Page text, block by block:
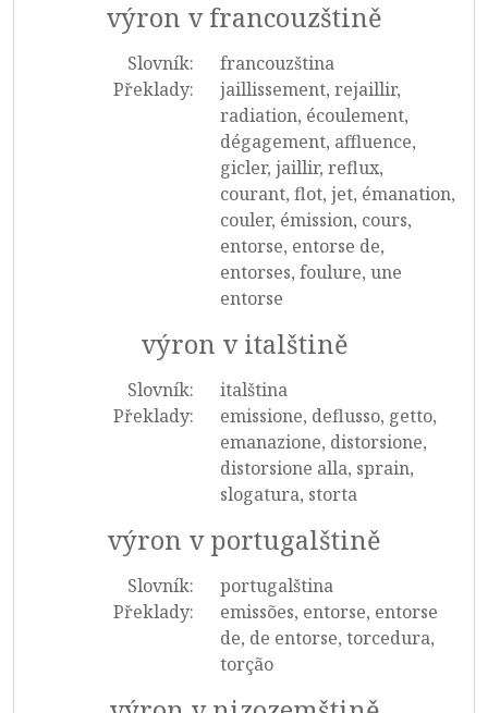
výron v francouzštině
Slovník:
francouzština
Překlady:
jaillissement, rejaillir,
radiation, écoulement,
dégagement, affluence,
gicler, jaillir, reflux,
courant, flot, jet, émanation,
couler, émission, cours,
entorse, entorse de,
entorses, foulure, une
entorse
výron v italštině
Slovník:
italština
Překlady:
emissione, deflusso, getto,
emanazione, distorsione,
distorsione alla, sprain,
slogatura, storta
výron v portugalštině
Slovník:
portugalština
Překlady:
emissões, entorse, entorse
de, de entorse, torcedura,
torção